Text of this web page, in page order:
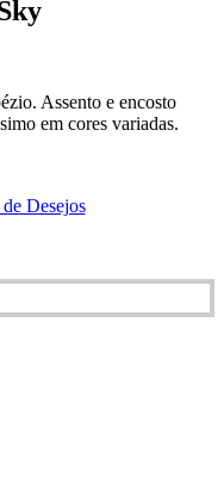
Assento e encosto
em cores variadas.
Desejos